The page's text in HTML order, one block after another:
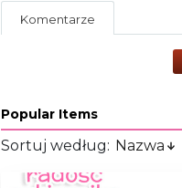
Komentarze
Popular Items
Sortuj według: Nazwa